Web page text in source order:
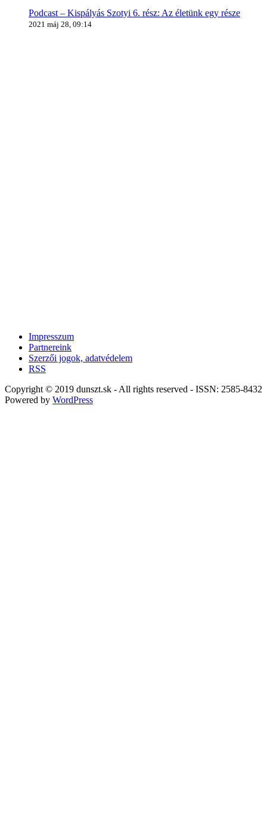
Podcast – Kispályás Szotyi 6. rész: Az életünk egy része
2021 máj 28, 09:14
Impresszum
Partnereink
Szerzői jogok, adatvédelem
RSS
Copyright © 2019 dunszt.sk - All rights reserved - ISSN: 2585-8432
Powered by WordPress